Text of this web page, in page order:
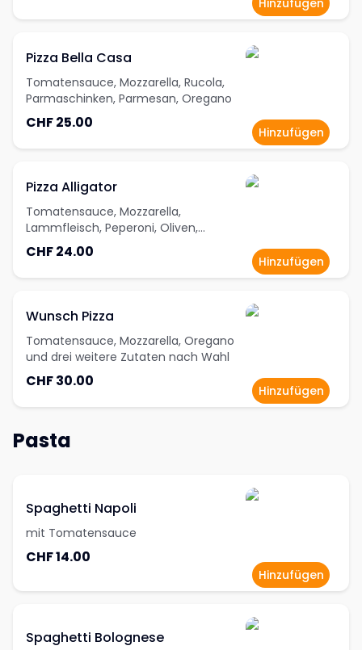
Hinzufügen
Pizza Bella Casa
Tomatensauce, Mozzarella, Rucola,
Parmaschinken, Parmesan, Oregano
CHF 25.00
Hinzufügen
Pizza Alligator
Tomatensauce, Mozzarella,
Lammfleisch, Peperoni, Oliven,
Oregano
CHF 24.00
Hinzufügen
Wunsch Pizza
Tomatensauce, Mozzarella, Oregano
und drei weitere Zutaten nach Wahl
CHF 30.00
Hinzufügen
Pasta
Spaghetti Napoli
mit Tomatensauce
CHF 14.00
Hinzufügen
Spaghetti Bolognese